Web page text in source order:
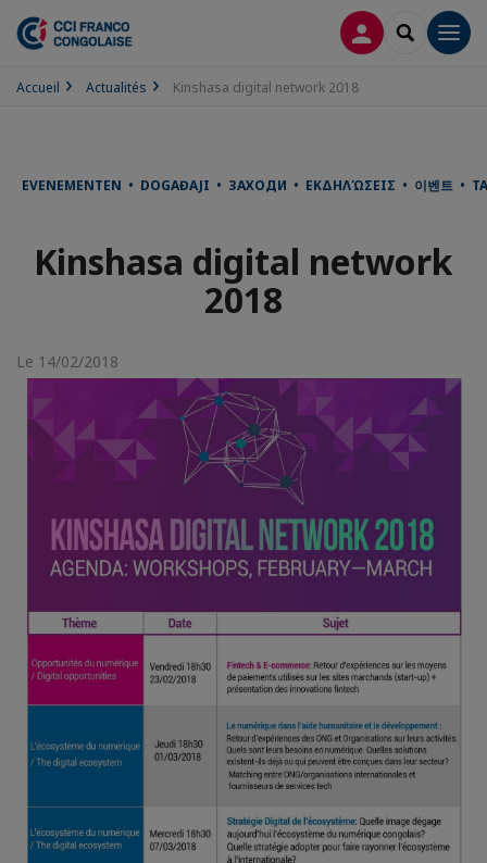
CONNEXION
Accueil Actualités Kinshasa digital network 2018
EVENEMENTEN • DOGAĐAJI • ЗАХОДИ • ΕΚΔΗΛΏΣΕΙΣ • 이벤트 •
Kinshasa digital network
2018
Le 14/02/2018